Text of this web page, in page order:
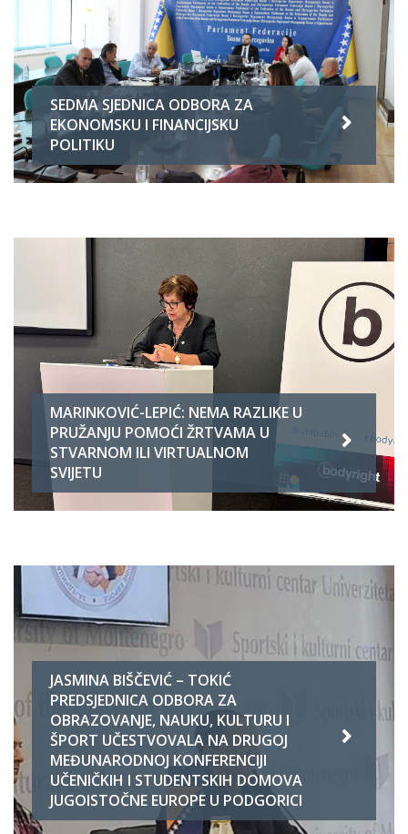
SEDMA SJEDNICA ODBORA ZA
EKONOMSKU I FINANCIJSKU
POLITIKU
MARINKOVIĆ-LEPIĆ: NEMA RAZLIKE U
PRUŽANJU POMOĆI ŽRTVAMA U
STVARNOM ILI VIRTUALNOM
SVIJETU
JASMINA BIŠČEVIĆ – TOKIĆ
PREDSJEDNICA ODBORA ZA
OBRAZOVANJE, NAUKU, KULTURU I
ŠPORT UČESTVOVALA NA DRUGOJ
MEĐUNARODNOJ KONFERENCIJI
UČENIČKIH I STUDENTSKIH DOMOVA
JUGOISTOČNE EUROPE U PODGORICI